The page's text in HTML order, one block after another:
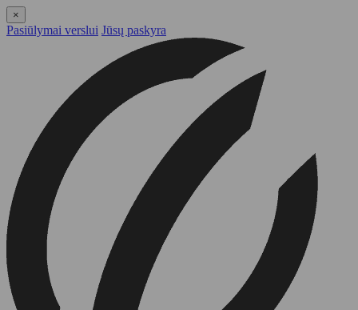
×
Pasiūlymai verslui Jūsų paskyra